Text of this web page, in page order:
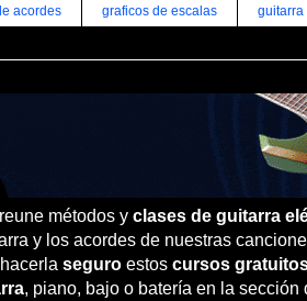
acordes graficos de escalas guitarra
métodos y clases de guitarra
y los acordes de nuestras
seguroestos cursos
, piano, bajo o batería en la sección